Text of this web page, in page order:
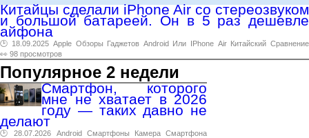
Китайцы сделали iPhone Air со стереозвуком
и большой батареей. Он в 5 раз дешевле
айфона
🕑 18.09.2025 Apple Обзоры Гаджетов Android Или IPhone Air Китайский Сравнение
👀 98 просмотров
Популярное 2 недели
Смартфон, которого
мне не хватает в 2026
году — таких давно не
делают
🕑 28.07.2026 Android Смартфоны Камера Смартфона